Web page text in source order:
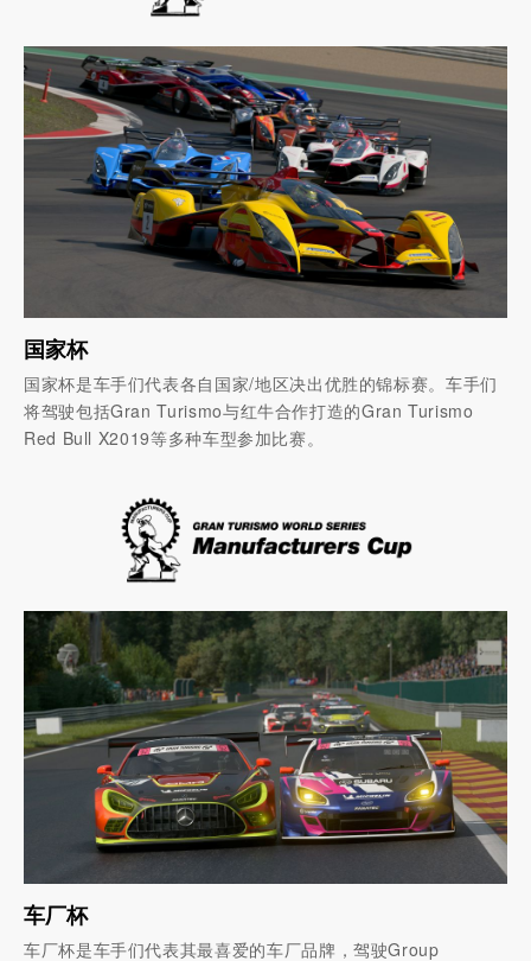
国家杯
国家杯是车手们代表各自国家/地区决出优胜的锦标赛。车手们
将驾驶包括Gran Turismo与红牛合作打造的Gran Turismo
Red Bull X2019等多种车型参加比赛。
车厂杯
车厂杯是车手们代表其最喜爱的车厂品牌，驾驶Group